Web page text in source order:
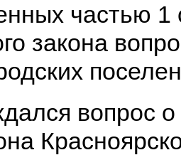
частью 1
закона
вопрос о